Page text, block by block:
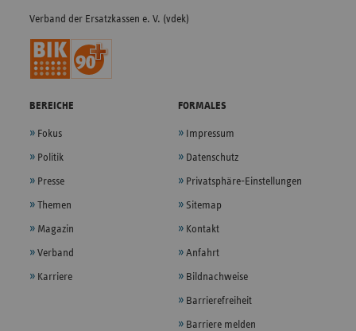
Verband der Ersatzkassen e. V. (vdek)
BEREICHE
Fokus
Politik
Presse
Themen
Magazin
Verband
Karriere
FORMALES
Impressum
Datenschutz
Privatsphäre-Einstellungen
Sitemap
Kontakt
Anfahrt
Bildnachweise
Barrierefreiheit
Barriere melden